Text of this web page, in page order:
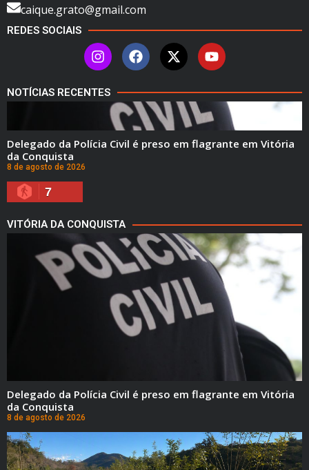
caique.grato@gmail.com
REDES SOCIAIS
NOTÍCIAS RECENTES
Delegado da Polícia Civil é preso em flagrante em Vitória
da Conquista
8 de agosto de 2026
7
VITÓRIA DA CONQUISTA
Delegado da Polícia Civil é preso em flagrante em Vitória
da Conquista
8 de agosto de 2026